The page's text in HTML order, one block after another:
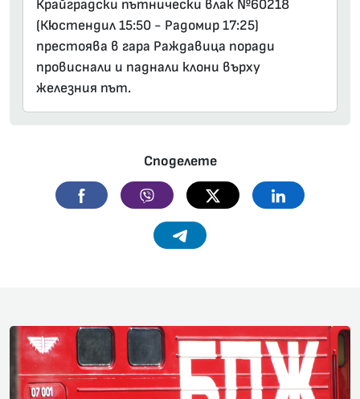
Крайградски пътнически влак №60218
(Кюстендил 15:50 - Радомир 17:25)
престоява в гара Раждавица поради
провиснали и паднали клони върху
железния път.
Споделете
Facebook Viber Twitter Linkedin
Telegram